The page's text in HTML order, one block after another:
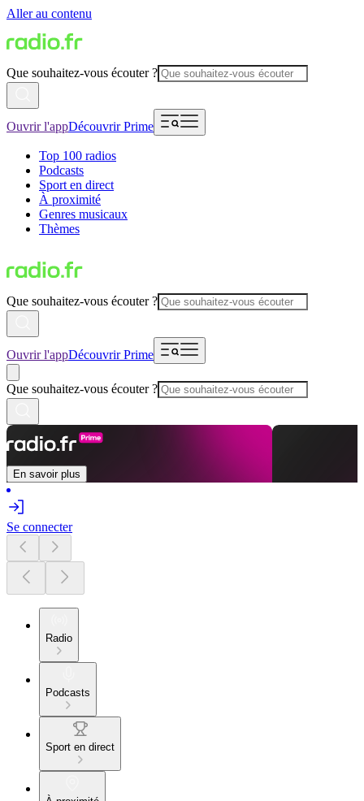
Aller au contenu
Que souhaitez-vous écouter ?
Ouvrir l'appDécouvrir Prime
Top 100 radios
Podcasts
Sport en direct
À proximité
Genres musicaux
Thèmes
Que souhaitez-vous écouter ?
Ouvrir l'appDécouvrir Prime
Que souhaitez-vous écouter ?
En savoir plus
Se connecter
Radio
Podcasts
Sport en direct